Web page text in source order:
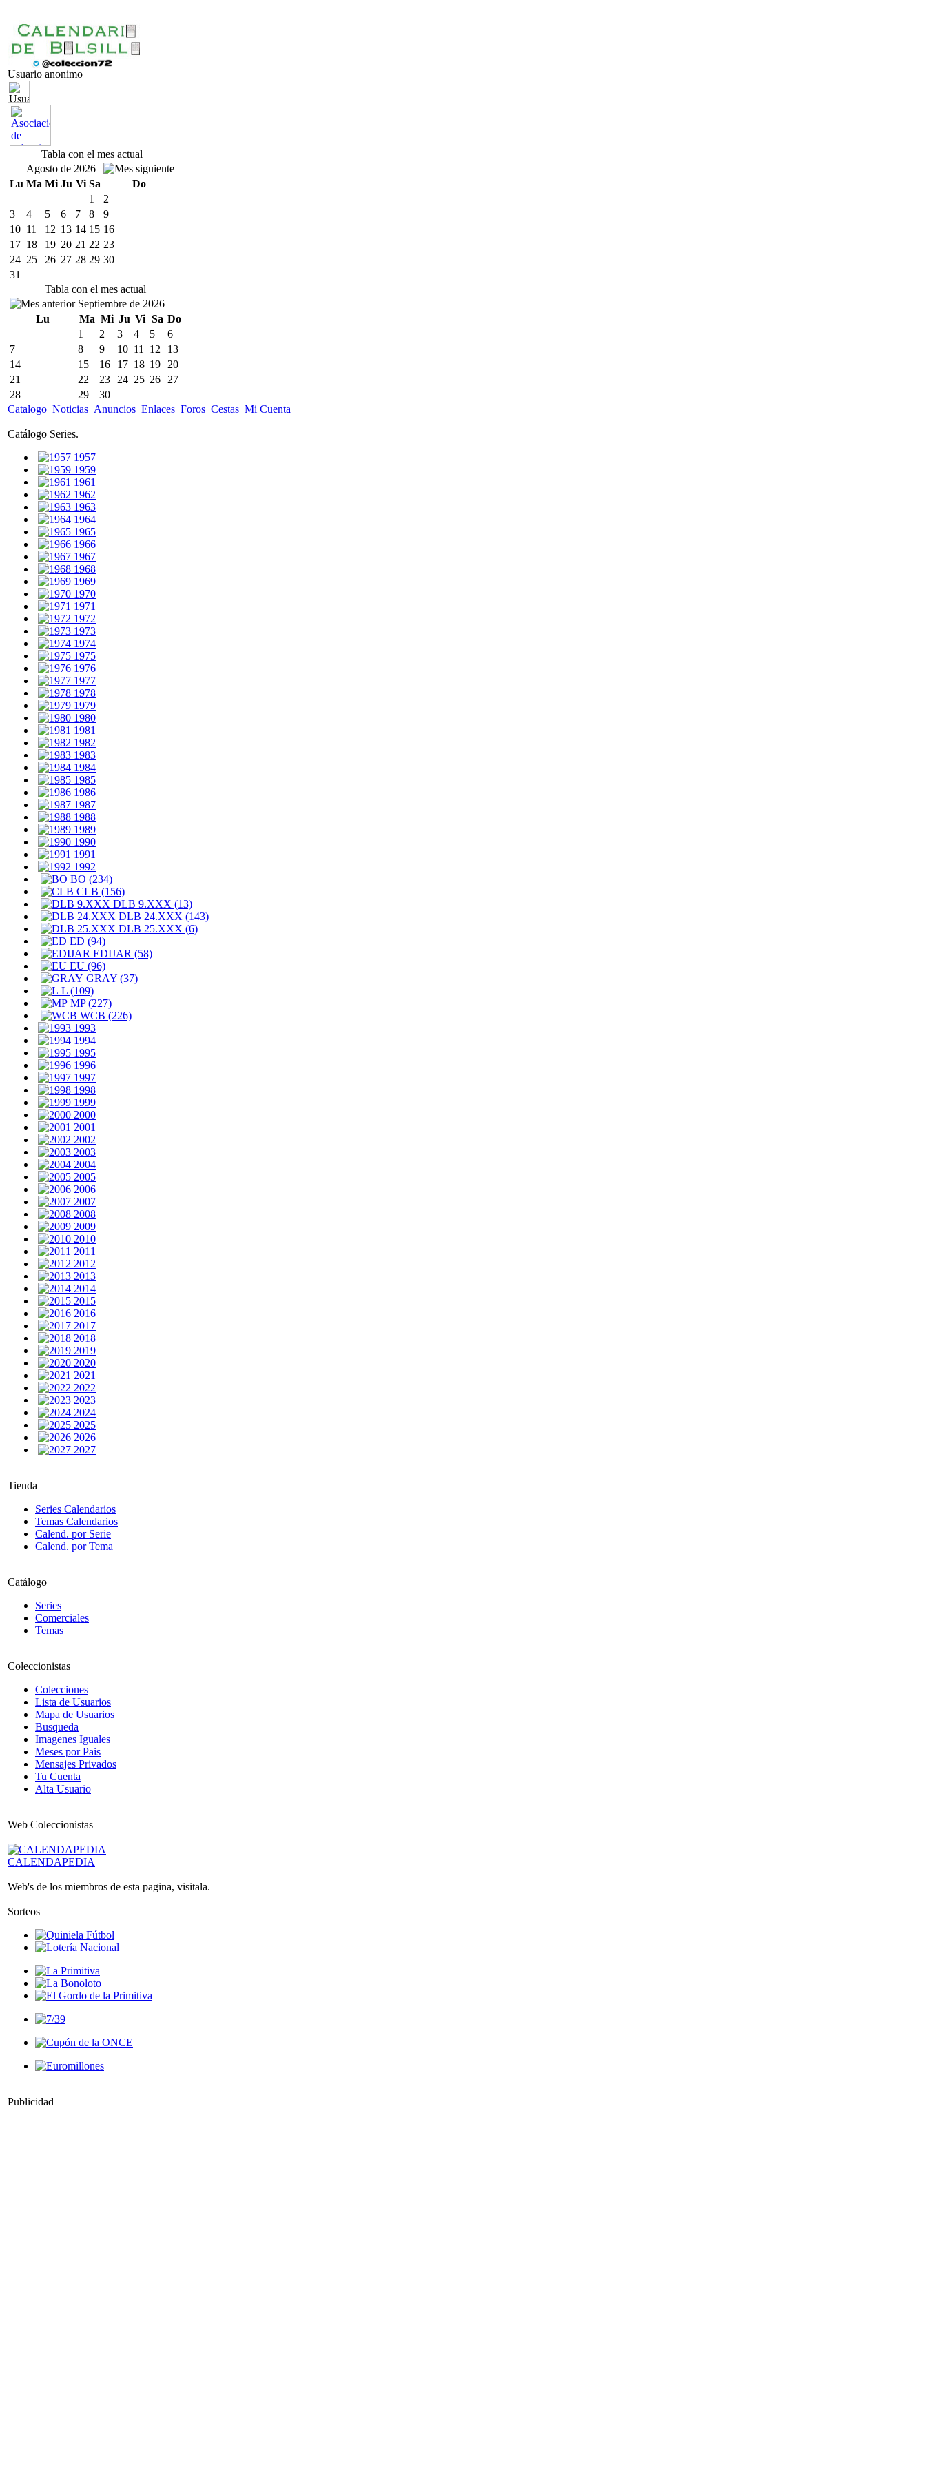
Usuario anonimo
Tabla con el mes actual
Agosto de 2026
Lu Ma Mi Ju Vi Sa
Do
1
2
3
4 5 6 7 8
9
10 11 12 13 14 15 16
17 18 19 20 21 22 23
24 25 26 27 28 29 30
31
Tabla con el mes actual
Septiembre de 2026
Lu
Ma Mi Ju Vi Sa Do
1
2 3 4 5
6
7
8 9 10 11 12
13
14
15 16 17 18 19
20
21
22 23 24 25 26
27
28
29
30
Catalogo Noticias Anuncios Enlaces Foros Cestas Mi Cuenta
Catálogo Series.
1957
1959
1961
1962
1963
1964
1965
1966
1967
1968
1969
1970
1971
1972
1973
1974
1975
1976
1977
1978
1979
1980
1981
1982
1983
1984
1985
1986
1987
1988
1989
1990
1991
1992
BO (234)
CLB (156)
DLB 9.XXX (13)
DLB 24.XXX (143)
DLB 25.XXX (6)
ED (94)
EDIJAR (58)
EU (96)
GRAY (37)
L (109)
MP (227)
WCB (226)
1993
1994
1995
1996
1997
1998
1999
2000
2001
2002
2003
2004
2005
2006
2007
2008
2009
2010
2011
2012
2013
2014
2015
2016
2017
2018
2019
2020
2021
2022
2023
2024
2025
2026
2027
Tienda
Series Calendarios
Temas Calendarios
Calend. por Serie
Calend. por Tema
Catálogo
Series
Comerciales
Temas
Coleccionistas
Colecciones
Lista de Usuarios
Mapa de Usuarios
Busqueda
Imagenes Iguales
Meses por Pais
Mensajes Privados
Tu Cuenta
Alta Usuario
Web Coleccionistas
CALENDAPEDIA
Web's de los miembros de esta pagina, visitala.
Sorteos
Publicidad